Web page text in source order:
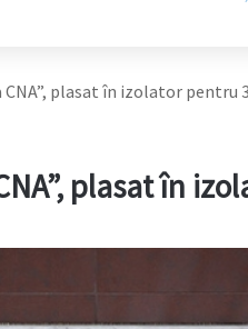
plasat în izolator pentru
plasat în